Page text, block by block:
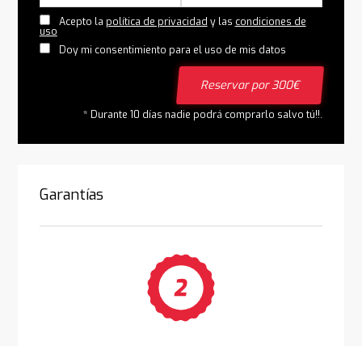
Acepto la política de privacidad y las condiciones de
uso
Doy mi consentimiento para el uso de mis datos
Reservar por 300€
* Durante 10 días nadie podrá comprarlo salvo tú!!.
Garantías